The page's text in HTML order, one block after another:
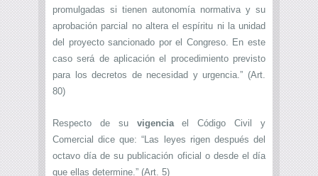
promulgadas si tienen autonomía normativa y su
aprobación parcial no altera el espíritu ni la unidad
del proyecto sancionado por el Congreso. En este
caso será de aplicación el procedimiento previsto
para los decretos de necesidad y urgencia.” (Art.
80)
Respecto de su vigenciael Código Civil y
Comercial dice que: “Las leyes rigen después del
octavo día de su publicación oficial o desde el día
que ellas determine.” (Art. 5)